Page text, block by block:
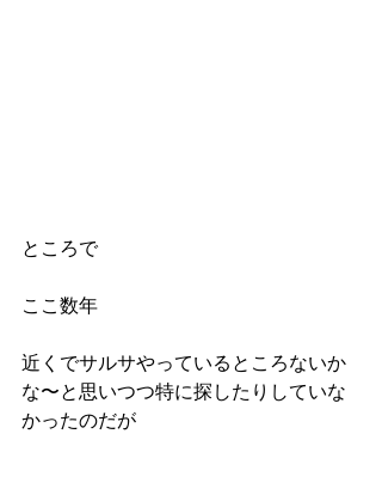
ところで
ここ数年
近くでサルサやっているところないか
な〜と思いつつ特に探したりしていな
かったのだが